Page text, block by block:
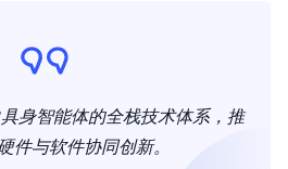
身智能体的全栈技术体系，推
件与软件协同创新。